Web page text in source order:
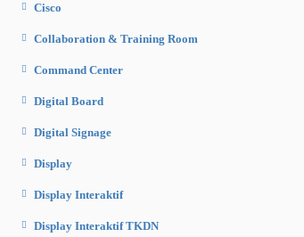
Cisco
Collaboration & Training Room
Command Center
Digital Board
Digital Signage
Display
Display Interaktif
Display Interaktif TKDN